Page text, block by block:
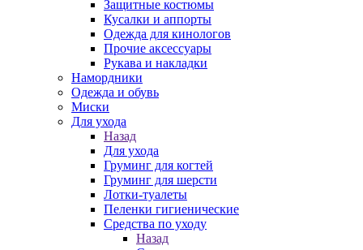
Защитные костюмы
Кусалки и аппорты
Одежда для кинологов
Прочие аксессуары
Рукава и накладки
Намордники
Одежда и обувь
Миски
Для ухода
Назад
Для ухода
Груминг для когтей
Груминг для шерсти
Лотки-туалеты
Пеленки гигиенические
Средства по уходу
Назад